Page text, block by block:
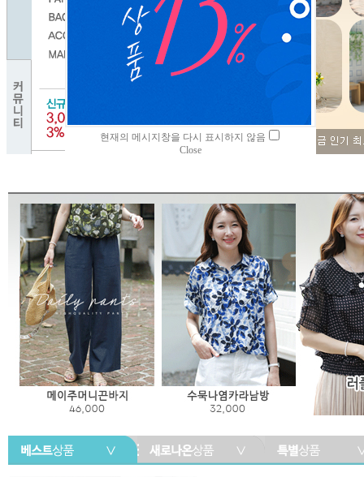
현재의 메시지창을 다시 표시하지 않음
Close